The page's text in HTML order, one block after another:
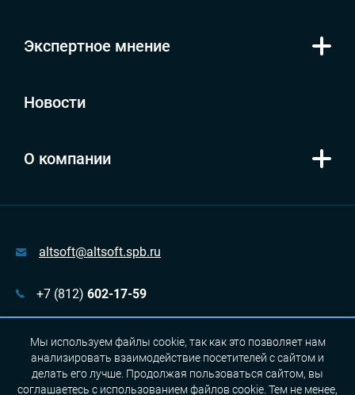
Экспертное мнение
Новости
О компании
altsoft@altsoft.spb.ru
+7 (812) 602-17-59
г. Санкт-Петербург, пр. Медиков, д. 5, оф. 337
Мы используем файлы cookie, так как это позволяет нам
анализировать взаимодействие посетителей с сайтом и
делать его лучше. Продолжая пользоваться сайтом, вы
соглашаетесь с использованием файлов cookie. Тем не менее,